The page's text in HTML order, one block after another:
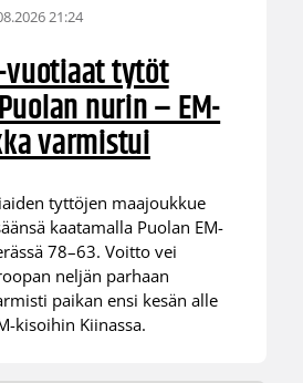
21:24
vuotiaat tytöt
nurin – EM-
varmistui
tyttöjen maajoukkue
kaatamalla Puolan EM-
78–63. Voitto vei
neljän parhaan
paikan ensi kesän alle
kisoihin Kiinassa.